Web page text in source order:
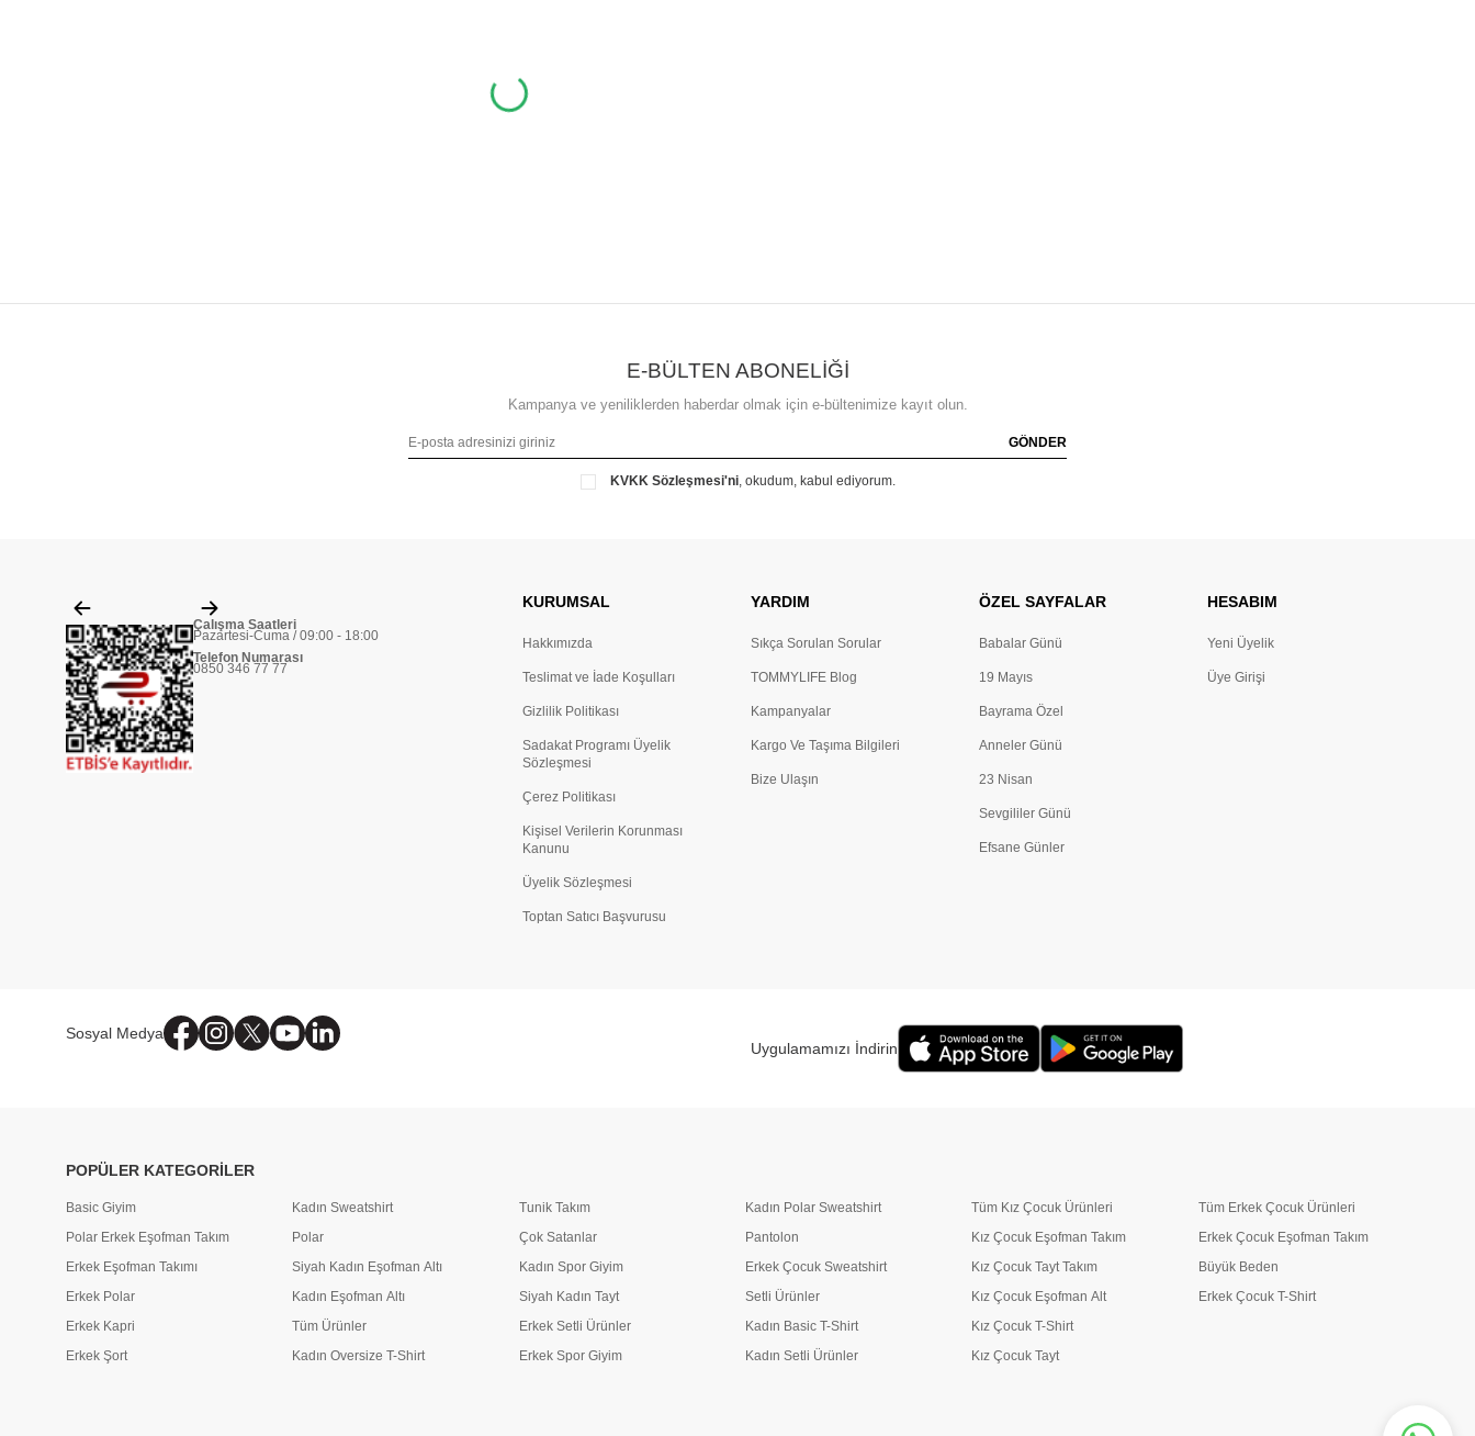
E-BÜLTEN ABONELİĞİ
Kampanya ve yeniliklerden haberdar olmak için e-bültenimize kayıt olun.
GÖNDER
KVKK Sözleşmesi'ni, okudum, kabul ediyorum.
Çalışma Saatleri
Pazartesi-Cuma / 09:00 - 18:00
Telefon Numarası
0850 346 77 77
KURUMSAL
Hakkımızda
Teslimat ve İade Koşulları
Gizlilik Politikası
Sadakat Programı Üyelik
Sözleşmesi
Çerez Politikası
Kişisel Verilerin Korunması
Kanunu
Üyelik Sözleşmesi
Toptan Satıcı Başvurusu
YARDIM
Sıkça Sorulan Sorular
TOMMYLIFE Blog
Kampanyalar
Kargo Ve Taşıma Bilgileri
Bize Ulaşın
ÖZEL SAYFALAR
Babalar Günü
19 Mayıs
Bayrama Özel
Anneler Günü
23 Nisan
Sevgililer Günü
Efsane Günler
HESABIM
Yeni Üyelik
Üye Girişi
Sosyal Medya
Uygulamamızı İndirin
POPÜLER KATEGORİLER
Basic Giyim
Polar Erkek Eşofman Takım
Erkek Eşofman Takımı
Erkek Polar
Erkek Kapri
Erkek Şort
Kadın Sweatshirt
Polar
Siyah Kadın Eşofman Altı
Kadın Eşofman Altı
Tüm Ürünler
Kadın Oversize T-Shirt
Tunik Takım
Çok Satanlar
Kadın Spor Giyim
Siyah Kadın Tayt
Erkek Setli Ürünler
Erkek Spor Giyim
Kadın Polar Sweatshirt
Pantolon
Erkek Çocuk Sweatshirt
Setli Ürünler
Kadın Basic T-Shirt
Kadın Setli Ürünler
Tüm Kız Çocuk Ürünleri
Kız Çocuk Eşofman Takım
Kız Çocuk Tayt Takım
Kız Çocuk Eşofman Alt
Kız Çocuk T-Shirt
Kız Çocuk Tayt
Tüm Erkek Çocuk Ürünleri
Erkek Çocuk Eşofman Takım
Büyük Beden
Erkek Çocuk T-Shirt